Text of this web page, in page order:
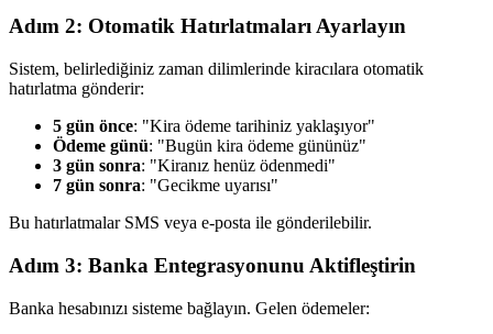
Adım 2: Otomatik Hatırlatmaları Ayarlayın
Sistem, belirlediğiniz zaman dilimlerinde kiracılara otomatik
hatırlatma gönderir:
5 gün önce: "Kira ödeme tarihiniz yaklaşıyor"
Ödeme günü: "Bugün kira ödeme gününüz"
3 gün sonra: "Kiranız henüz ödenmedi"
7 gün sonra: "Gecikme uyarısı"
Bu hatırlatmalar SMS veya e-posta ile gönderilebilir.
Adım 3: Banka Entegrasyonunu Aktifleştirin
Banka hesabınızı sisteme bağlayın. Gelen ödemeler: